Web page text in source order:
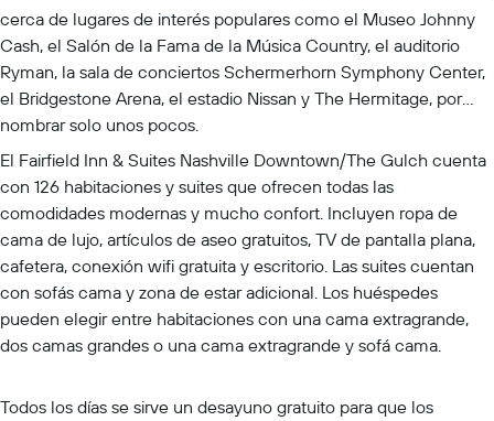
cerca de lugares de interés populares como el Museo Johnny
Cash, el Salón de la Fama de la Música Country, el auditorio
Ryman, la sala de conciertos Schermerhorn Symphony Center,
el Bridgestone Arena, el estadio Nissan y The Hermitage, por
nombrar solo unos pocos.
El Fairfield Inn & Suites Nashville Downtown/The Gulch cuenta
con 126 habitaciones y suites que ofrecen todas las
comodidades modernas y mucho confort. Incluyen ropa de
cama de lujo, artículos de aseo gratuitos, TV de pantalla plana,
cafetera, conexión wifi gratuita y escritorio. Las suites cuentan
con sofás cama y zona de estar adicional. Los huéspedes
pueden elegir entre habitaciones con una cama extragrande,
dos camas grandes o una cama extragrande y sofá cama.
Todos los días se sirve un desayuno gratuito para que los